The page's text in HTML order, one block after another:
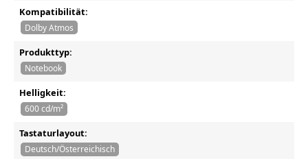
Kompatibilität:
Dolby Atmos
Produkttyp:
Notebook
Helligkeit:
600 cd/m²
Tastaturlayout:
Deutsch/Österreichisch